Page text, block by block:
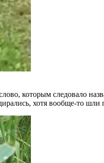
которым следовало
хотя вообще-то шли